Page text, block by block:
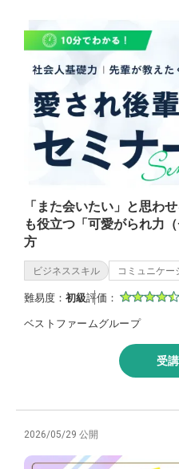
「また会いたい」と思わ
も役立つ「可愛がられ力
方
ビジネススキル コミュニケー
難易度： 初級評価：
ベストファームグループ
受
2026/05/29 公開